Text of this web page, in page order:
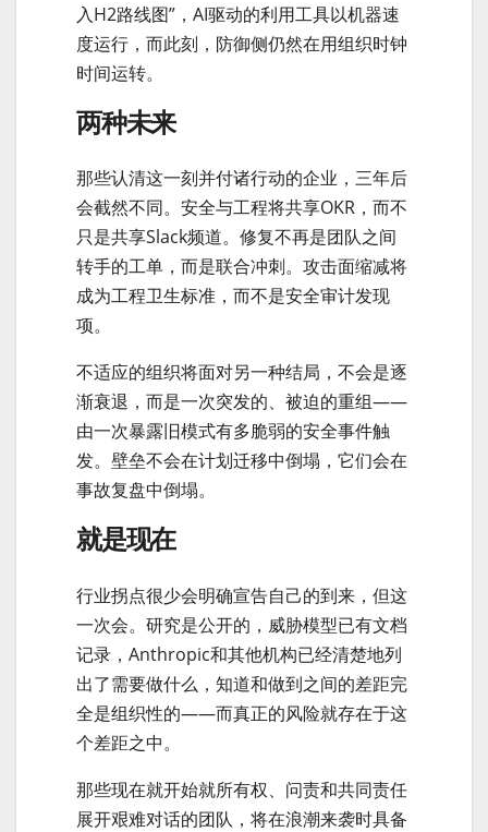
入H2路线图”，AI驱动的利用工具以机器速
度运行，而此刻，防御侧仍然在用组织时钟
时间运转。
两种未来
那些认清这一刻并付诸行动的企业，三年后
会截然不同。安全与工程将共享OKR，而不
只是共享Slack频道。修复不再是团队之间
转手的工单，而是联合冲刺。攻击面缩减将
成为工程卫生标准，而不是安全审计发现
项。
不适应的组织将面对另一种结局，不会是逐
渐衰退，而是一次突发的、被迫的重组——
由一次暴露旧模式有多脆弱的安全事件触
发。壁垒不会在计划迁移中倒塌，它们会在
事故复盘中倒塌。
就是现在
行业拐点很少会明确宣告自己的到来，但这
一次会。研究是公开的，威胁模型已有文档
记录，Anthropic和其他机构已经清楚地列
出了需要做什么，知道和做到之间的差距完
全是组织性的——而真正的风险就存在于这
个差距之中。
那些现在就开始就所有权、问责和共同责任
展开艰难对话的团队，将在浪潮来袭时具备